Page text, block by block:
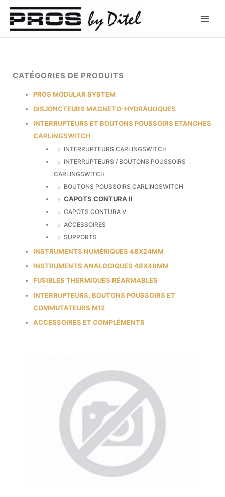
Aller
contenu
CATÉGORIES DE PRODUITS
PROS MODULAR SYSTEM
DISJONCTEURS MAGNETO-HYDRAULIQUES
INTERRUPTEURS ET BOUTONS POUSSOIRS ETANCHES
CARLINGSWITCH
INTERRUPTEURS CARLINGSWITCH
INTERRUPTEURS / BOUTONS POUSSOIRS
CARLINGSWITCH
BOUTONS POUSSOIRS CARLINGSWITCH
CAPOTS CONTURA II
CAPOTS CONTURA V
ACCESSOIRES
SUPPORTS
INSTRUMENTS NUMÉRIQUES 48X24MM
INSTRUMENTS ANALOGIQUES 48X48MM
FUSIBLES THERMIQUES RÉARMABLES
INTERRUPTEURS, BOUTONS POUSSOIRS ET
COMMUTATEURS M12
ACCESSOIRES ET COMPLÉMENTS